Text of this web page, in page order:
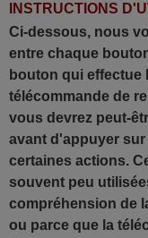
INSTRUCTIONS
Ci-dessous, nous
entre chaque
bouton qui effectue
télécommande de
vous devrez peut-
avant d'appuyer
certaines actions.
souvent peu
compréhension de
ou parce que la